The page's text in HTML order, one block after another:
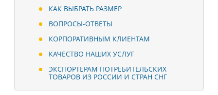
КАК ВЫБРАТЬ РАЗМЕР
ВОПРОСЫ-ОТВЕТЫ
КОРПОРАТИВНЫМ КЛИЕНТАМ
КАЧЕСТВО НАШИХ УСЛУГ
ЭКСПОРТЁРАМ ПОТРЕБИТЕЛЬСКИХ
ТОВАРОВ ИЗ РОССИИ И СТРАН СНГ